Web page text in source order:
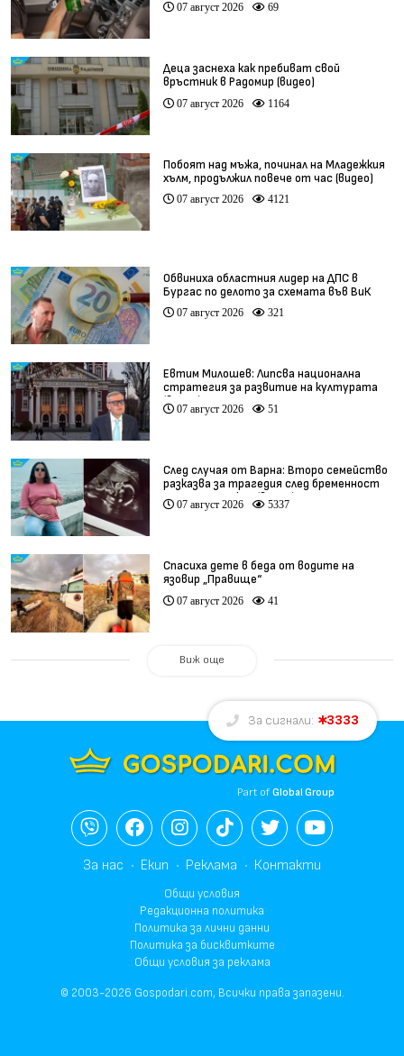
07 август 2026 69
Деца заснеха как пребиват свой
връстник в Радомир (видео)
07 август 2026 1164
Побоят над мъжа, починал на Младежкия
хълм, продължил повече от час (видео)
07 август 2026 4121
Обвиниха областния лидер на ДПС в
Бургас по делото за схемата във ВиК
07 август 2026 321
Евтим Милошев: Липсва национална
стратегия за развитие на културата
(видео)
07 август 2026 51
След случая от Варна: Второ семейство
разказва за трагедия след бременност
при същия лекар (видео)
07 август 2026 5337
Спасиха дете в беда от водите на
язовир „Правище“
07 август 2026 41
Виж още
За сигнали: 3333
Part ofGlobal Group
За нас Екип Реклама Контакти
Общи условия
Редакционна политика
Политика за лични данни
Политика за бисквитките
Общи условия за реклама
© 2003-2026 Gospodari.com, Всички права запазени.